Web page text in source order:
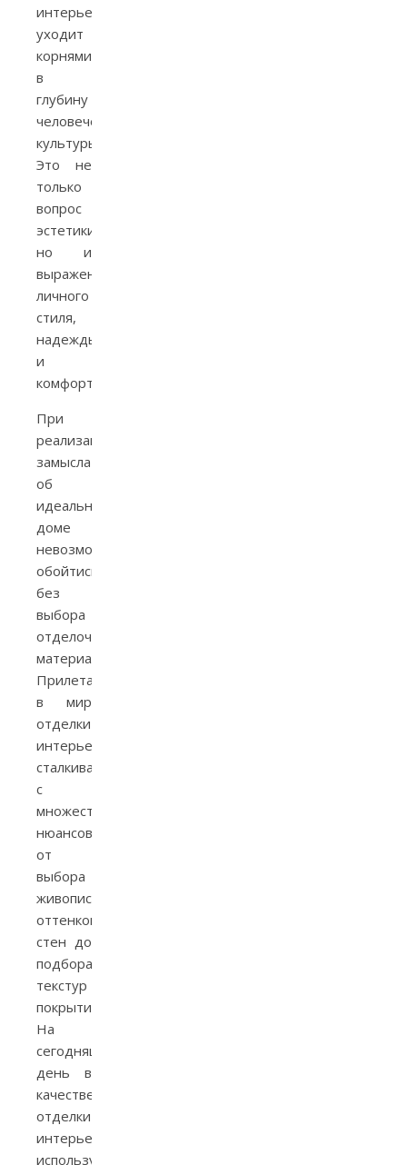
интерьеров
уходит
корнями
в
глубину
человеческой
культуры.
Это не
только
вопрос
эстетики,
но и
выражение
личного
стиля,
надежды
и
комфорта.
При
реализации
замысла
об
идеальном
доме
невозможно
обойтись
без
выбора
отделочных
материалов.
Прилетая
в мир
отделки
интерьеров,
сталкиваешься
с
множеством
нюансов,
от
выбора
живописных
оттенков
стен до
подбора
текстур
покрытия.
На
сегодняшний
день в
качестве
отделки
интерьеров
используются